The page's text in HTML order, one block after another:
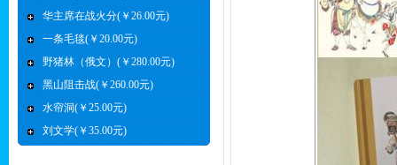
华主席在战火分(￥26.00元)
一条毛毯(￥20.00元)
野猪林（俄文）(￥280.00元)
黑山阻击战(￥260.00元)
水帘洞(￥25.00元)
刘文学(￥35.00元)